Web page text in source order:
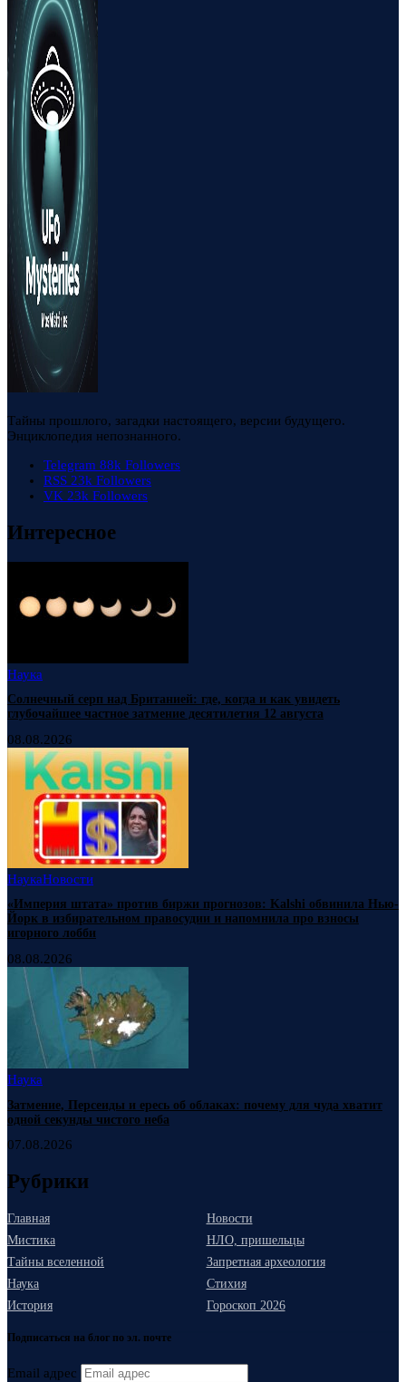
Тайны прошлого, загадки настоящего, версии будущего.
Энциклопедия непознанного.
Telegram 88k Followers
RSS 23k Followers
VK 23k Followers
Интересное
Наука
Солнечный серп над Британией: где, когда и как увидеть
глубочайшее частное затмение десятилетия 12 августа
08.08.2026
НаукаНовости
«Империя штата» против биржи прогнозов: Kalshi обвинила Нью-
Йорк в избирательном правосудии и напомнила про взносы
игорного лобби
08.08.2026
Наука
Затмение, Персеиды и ересь об облаках: почему для чуда хватит
одной секунды чистого неба
07.08.2026
Рубрики
Главная
Новости
Мистика
НЛО, пришельцы
Тайны вселенной
Запретная археология
Наука
Стихия
История
Гороскоп 2026
Подписаться на блог по эл. почте
Email адрес